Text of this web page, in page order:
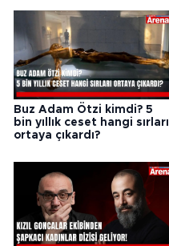
Buz Adam Ötzi kimdi? 5
bin yıllık ceset hangi sırları
ortaya çıkardı?